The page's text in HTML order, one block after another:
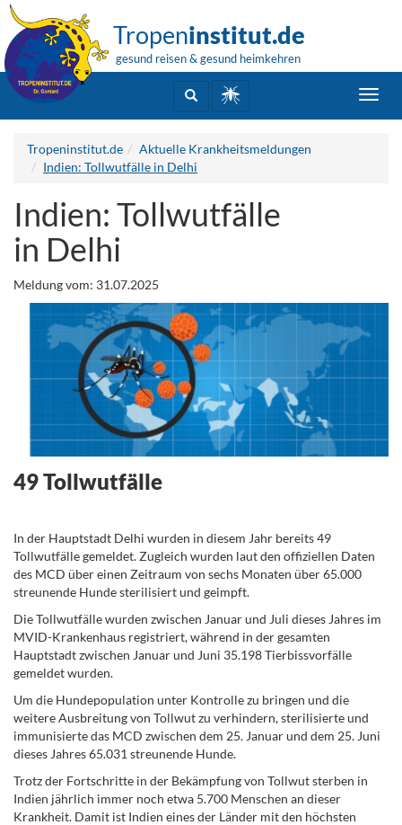
Tropeninstitut.de
gesund reisen & gesund heimkehren
Tropeninstitut.de
Aktuelle Krankheitsmeldungen
Indien: Tollwutfälle in Delhi
Indien: Tollwutfälle
in Delhi
Meldung vom: 31.07.2025
49 Tollwutfälle
In der Hauptstadt Delhi wurden in diesem Jahr bereits 49
Tollwutfälle gemeldet. Zugleich wurden laut den offiziellen Daten
des MCD über einen Zeitraum von sechs Monaten über 65.000
streunende Hunde sterilisiert und geimpft.
Die Tollwutfälle wurden zwischen Januar und Juli dieses Jahres im
MVID-Krankenhaus registriert, während in der gesamten
Hauptstadt zwischen Januar und Juni 35.198 Tierbissvorfälle
gemeldet wurden.
Um die Hundepopulation unter Kontrolle zu bringen und die
weitere Ausbreitung von Tollwut zu verhindern, sterilisierte und
immunisierte das MCD zwischen dem 25. Januar und dem 25. Juni
dieses Jahres 65.031 streunende Hunde.
Trotz der Fortschritte in der Bekämpfung von Tollwut sterben in
Indien jährlich immer noch etwa 5.700 Menschen an dieser
Krankheit. Damit ist Indien eines der Länder mit den höchsten